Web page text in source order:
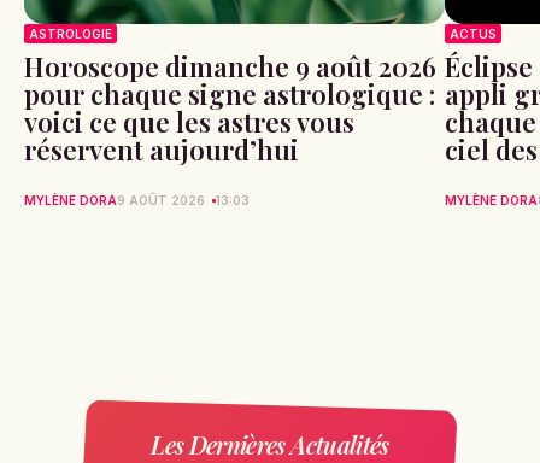
ASTROLOGIE
Horoscope dimanche 9 août 2026
pour chaque signe astrologique :
voici ce que les astres vous
réservent aujourd’hui
MYLÈNE DORA9 AOÛT 2026 13:03
ACTUS
Éclipse
appli
ciel
MYLÈNE DORA
Les Dernières Actualités